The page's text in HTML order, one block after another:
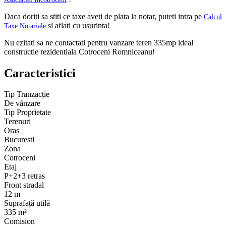
Daca doriti sa stiti ce taxe aveti de plata la notar, puteti intra pe Calcul
Taxe Notariale si aflati cu usurinta!
Nu ezitati sa ne contactati pentru vanzare teren 335mp ideal
constructie rezidentiala Cotroceni Romniceanu!
Caracteristici
Tip Tranzacție
De vânzare
Tip Proprietate
Terenuri
Oraș
Bucuresti
Zona
Cotroceni
Etaj
P+2+3 retras
Front stradal
12 m
Suprafață utilă
335 m²
Comision